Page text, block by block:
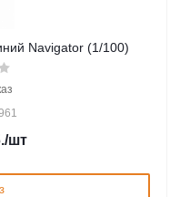
Navigator (1/100)
/шт